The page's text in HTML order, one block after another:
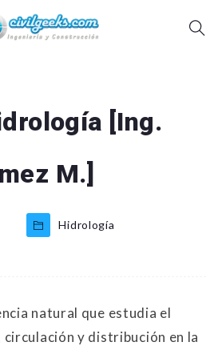
[Ing.
M.]
Hidrología
natural que estudia el
circulación y distribución en la